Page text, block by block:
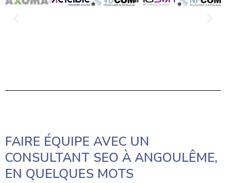
FAIRE ÉQUIPE AVEC UN
CONSULTANT SEO À ANGOULÊME,
EN QUELQUES MOTS